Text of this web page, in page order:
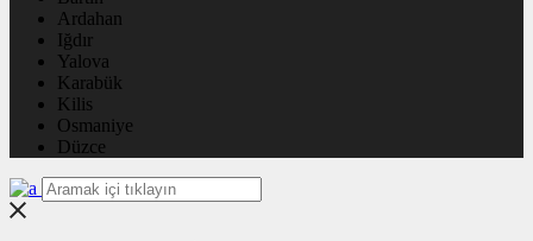
Ardahan
Iğdır
Yalova
Karabük
Kilis
Osmaniye
Düzce